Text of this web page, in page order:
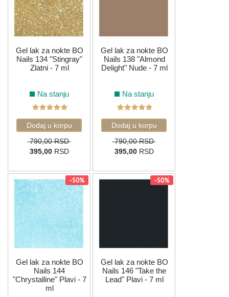
Gel lak za nokte BO
Nails 134 "Stingray"
Zlatni - 7 ml
Na stanju
790,00 RSD
395,00RSD
Gel lak za nokte BO
Nails 138 "Almond
Delight" Nude - 7 ml
Na stanju
790,00 RSD
395,00RSD
-50%
Gel lak za nokte BO
Nails 144
"Chrystalline" Plavi - 7
ml
-50%
Gel lak za nokte BO
Nails 146 "Take the
Lead" Plavi - 7 ml